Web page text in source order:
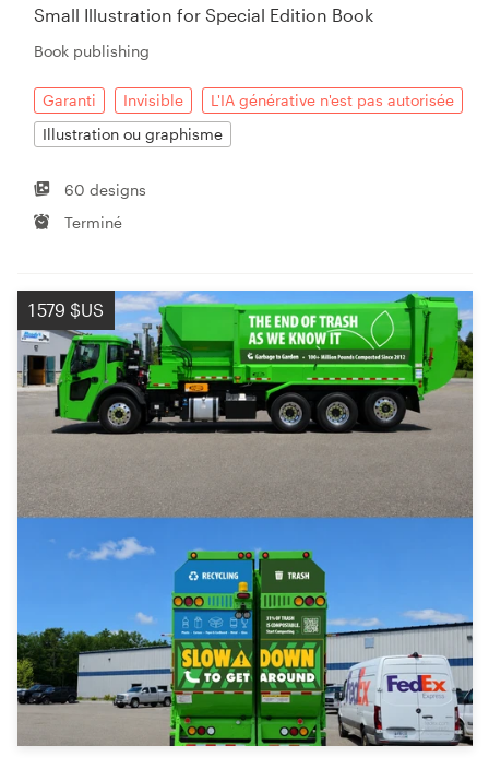
Small Illustration for Special Edition Book
Book publishing
Garanti Invisible
L'IA générative n'est pas autorisée
Illustration ou graphisme
60 designs
Terminé
1 579 $US